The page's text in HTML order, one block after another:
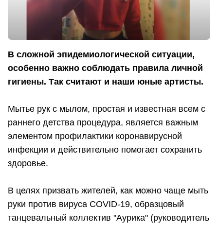
В сложной эпидемиологической ситуации,
особенно важно соблюдать правила личной
гигиены. Так считают и наши юные артисты.
Мытье рук с мылом, простая и известная всем с
раннего детства процедура, является важным
элементом профилактики коронавирусной
инфекции и действительно помогает сохранить
здоровье.
В целях призвать жителей, как можно чаще мыть
руки против вируса COVID-19, образцовый
танцевальный коллектив "Аурика" (руководитель